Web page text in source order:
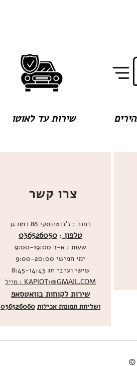
שירות עד לאוטו
צרו קשר
רחוב : ז'בוטינסקי 88 רמת גן
טלפון :
036526050
שעות : א-ד 9:00-19:00
ימי חמישי 9:00-20:00
שישי וערבי חג 8:45-14:45
מייל : KAPIOT1@GMAIL.COM
שירות לקוחות בוואטסאפ
ושליחת תמונות אכילות 036526060